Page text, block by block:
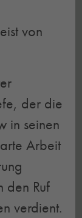
von
der die
in seinen
Arbeit
den Ruf
verdient.